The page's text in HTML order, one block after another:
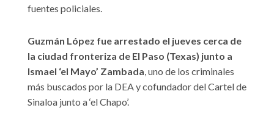
fuentes policiales.
Guzmán López fue arrestado el jueves cerca de
la ciudad fronteriza de El Paso (Texas) junto a
Ismael ‘el Mayo’ Zambada, uno de los criminales
más buscados por la DEA y cofundador del Cartel de
Sinaloa junto a ‘el Chapo’.